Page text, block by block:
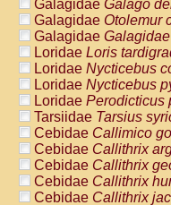
AtelidaeAteles
AtelidaeAtelesspp.(0)
Atelidae Lagothrix
AtelidaeLagothrix
PitheciidaeCacajao
Pitheciidae
Pitheciidae
Pitheciidae
Pitheciidae
Pitheciidae
Pitheciidae
PitheciidaePithecia
Galagidae Galago
Galagidae Otolemur
Galagidae Galagidae
Loridae Loris
Loridae Nycticebus
Loridae Nycticebus
Loridae Perodicticus
Tarsiidae Tarsius
Cebidae Callimico
Cebidae Callithrix
Cebidae Callithrix
Cebidae Callithrix
Cebidae Callithrix